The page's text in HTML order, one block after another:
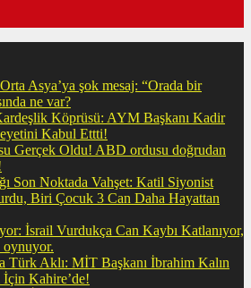
Asya’ya şok mesaj: “Orada bir
ne var?
Köprüsü: AYM Başkanı Kadir
Kabul Ettti!
Gerçek Oldu! ABD ordusu doğrudan
Son Noktada Vahşet: Katil Siyonist
Biri Çocuk 3 Can Daha Hayattan
İsrail Vurdukça Can Kaybı Katlanıyor,
Türk Aklı: MİT Başkanı İbrahim Kalın
Kahire’de!